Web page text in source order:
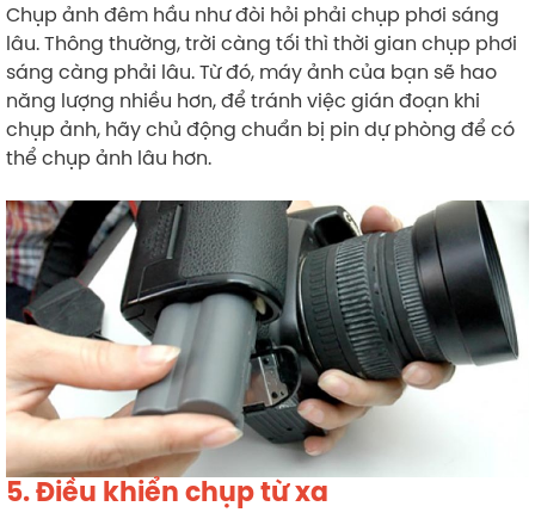
Chụp ảnh đêm hầu như đòi hỏi phải chụp phơi sáng
lâu. Thông thường, trời càng tối thì thời gian chụp phơi
sáng càng phải lâu. Từ đó, máy ảnh của bạn sẽ hao
năng lượng nhiều hơn, để tránh việc gián đoạn khi
chụp ảnh, hãy chủ động chuẩn bị pin dự phòng để có
thể chụp ảnh lâu hơn.
5. Điều khiển chụp từ xa